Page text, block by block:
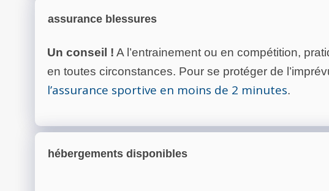
assurance blessures
Un conseil ! A l’entrainement ou en compétition,
en toutes circonstances. Pour se protéger de
l’assurance sportive en moins de 2 minutes.
hébergements disponibles